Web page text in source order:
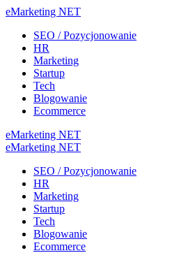
eMarketing NET
SEO / Pozycjonowanie
HR
Marketing
Startup
Tech
Blogowanie
Ecommerce
eMarketing NET
eMarketing NET
SEO / Pozycjonowanie
HR
Marketing
Startup
Tech
Blogowanie
Ecommerce